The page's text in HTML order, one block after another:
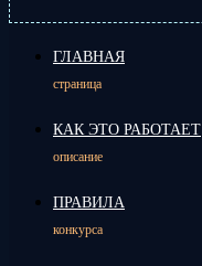
ГЛАВНАЯ
страница
КАК ЭТО РАБОТАЕТ
описание
ПРАВИЛА
конкурса